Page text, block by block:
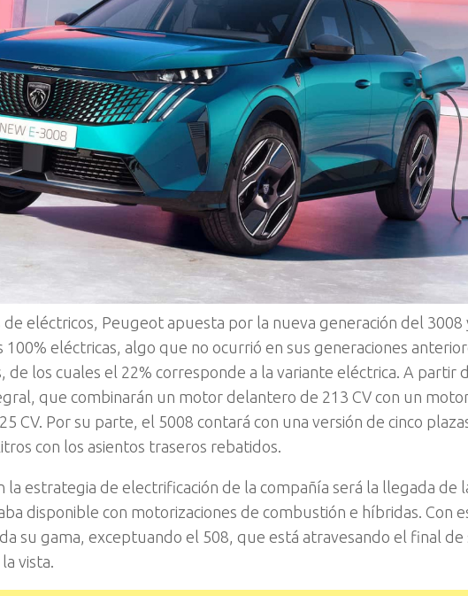
de eléctricos, Peugeot apuesta por la nueva generación del 3008
100% eléctricas, algo que no ocurrió en sus generaciones
de los cuales el 22% corresponde a la variante eléctrica. A partir
que combinarán un motor delantero de 213 CV con un
CV. Por su parte, el 5008 contará con una versión de cinco
con los asientos traseros rebatidos.
la estrategia de electrificación de la compañía será la llegada de
disponible con motorizaciones de combustión e híbridas. Con
su gama, exceptuando el 508, que está atravesando el final de
vista.